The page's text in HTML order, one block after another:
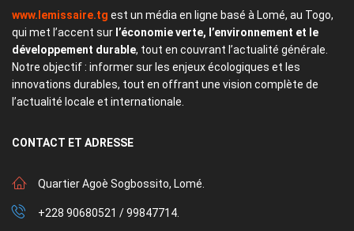
www.lemissaire.tg est un média en ligne basé à Lomé, au Togo,
qui met l’accent sur l’économie verte, l’environnement et le
développement durable, tout en couvrant l’actualité générale.
Notre objectif : informer sur les enjeux écologiques et les
innovations durables, tout en offrant une vision complète de
l’actualité locale et internationale.
CONTACT ET ADRESSE
Quartier Agoè Sogbossito, Lomé.
+228 90680521 / 99847714.